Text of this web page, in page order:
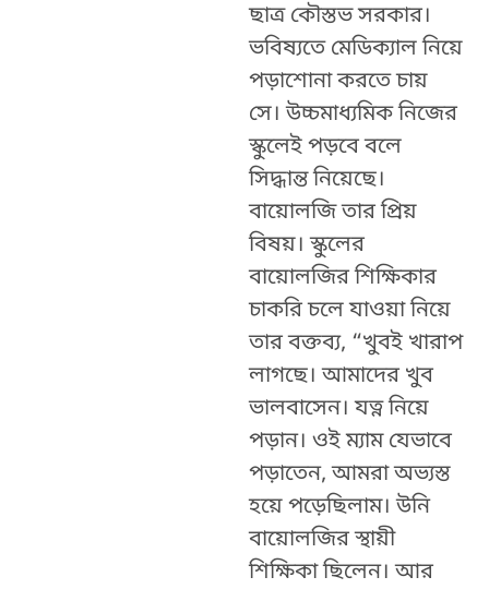
ছাত্র কৌস্তভ সরকার।
ভবিষ্যতে মেডিক্যাল নিয়ে
পড়াশোনা করতে চায়
সে। উচ্চমাধ্যমিক নিজের
স্কুলেই পড়বে বলে
সিদ্ধান্ত নিয়েছে।
বায়োলজি তার প্রিয়
বিষয়। স্কুলের
বায়োলজির শিক্ষিকার
চাকরি চলে যাওয়া নিয়ে
তার বক্তব্য, “খুবই খারাপ
লাগছে। আমাদের খুব
ভালবাসেন। যত্ন নিয়ে
পড়ান। ওই ম্যাম যেভাবে
পড়াতেন, আমরা অভ্যস্ত
হয়ে পড়েছিলাম। উনি
বায়োলজির স্থায়ী
শিক্ষিকা ছিলেন। আর